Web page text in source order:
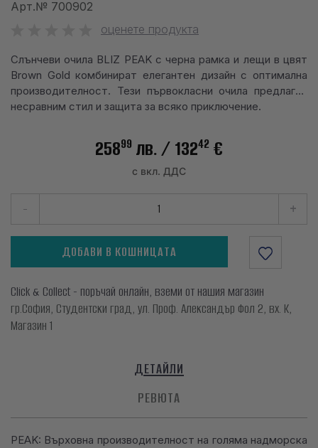
Арт.№ 700902
оценете продукта
Слънчеви очила BLIZ PEAK с черна рамка и лещи в цвят
Brown Gold комбинират елегантен дизайн с оптимална
производителност. Тези първокласни очила предлагат
несравним стил и защита за всяко приключение.
25899 лв./ 13242 €
с вкл. ДДС
- +
ДОБАВИ В КОШНИЦАТА
Click & Collect - поръчай онлайн, вземи от нашия магазин
гр.София, Студентски град, ул. Проф. Александър Фол 2, вх. К,
Магазин 1
ДЕТАЙЛИ
РЕВЮТА
PEAK: Върховна производителност на голяма надморска